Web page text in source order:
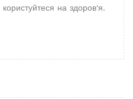
на здоров'я.